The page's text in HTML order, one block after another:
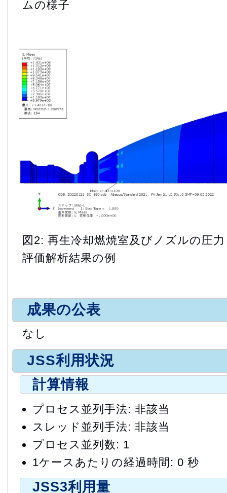
ムの様子
図2: 再生冷却燃焼室及びノズルの圧
評価解析結果の例
成果の公表
なし
JSS利用状況
計算情報
プロセス並列手法: 非該当
スレッド並列手法: 非該当
プロセス並列数: 1
1ケースあたりの経過時間: 0 秒
JSS3利用量